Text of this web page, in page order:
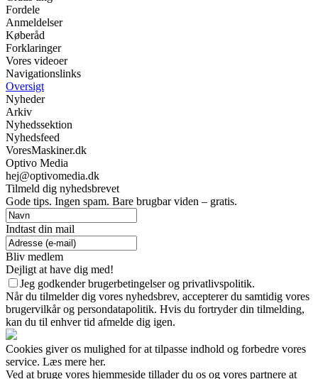
Fordele
Anmeldelser
Køberåd
Forklaringer
Vores videoer
Navigationslinks
Oversigt
Nyheder
Arkiv
Nyhedssektion
Nyhedsfeed
VoresMaskiner.dk
Optivo Media
hej@optivomedia.dk
Tilmeld dig nyhedsbrevet
Gode tips. Ingen spam. Bare brugbar viden – gratis.
Indtast din mail
Bliv medlem
Dejligt at have dig med!
Jeg godkender brugerbetingelser og privatlivspolitik.
Når du tilmelder dig vores nyhedsbrev, accepterer du samtidig vores
brugervilkår og persondatapolitik. Hvis du fortryder din tilmelding,
kan du til enhver tid afmelde dig igen.
Cookies giver os mulighed for at tilpasse indhold og forbedre vores
service. Læs mere her.
Ved at bruge vores hjemmeside tillader du os og vores partnere at